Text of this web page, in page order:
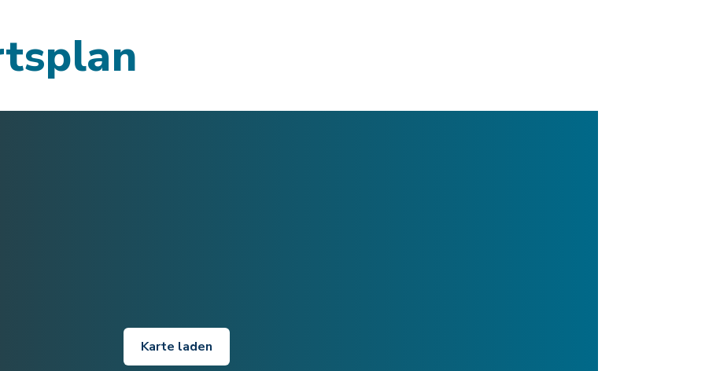
Karte laden